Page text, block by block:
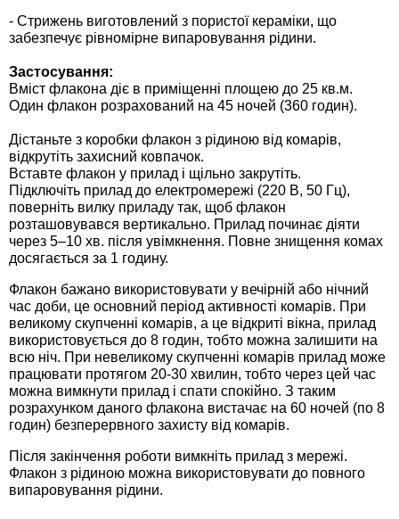
- Стрижень виготовлений з пористої кераміки, що
забезпечує рівномірне випаровування рідини.
Застосування:
Вміст флакона діє в приміщенні площею до 25 кв.м.
Один флакон розрахований на 45 ночей (360 годин).
Дістаньте з коробки флакон з рідиною від комарів,
відкрутіть захисний ковпачок.
Вставте флакон у прилад і щільно закрутіть.
Підключіть прилад до електромережі (220 В, 50 Гц),
поверніть вилку приладу так, щоб флакон
розташовувався вертикально. Прилад починає діяти
через 5–10 хв. після увімкнення. Повне знищення комах
досягається за 1 годину.
Флакон бажано використовувати у вечірній або нічний
час доби, це основний період активності комарів. При
великому скупченні комарів, а це відкриті вікна, прилад
використовується до 8 годин, тобто можна залишити на
всю ніч. При невеликому скупченні комарів прилад може
працювати протягом 20-30 хвилин, тобто через цей час
можна вимкнути прилад і спати спокійно. З таким
розрахунком даного флакона вистачає на 60 ночей (по 8
годин) безперервного захисту від комарів.
Після закінчення роботи вимкніть прилад з мережі.
Флакон з рідиною можна використовувати до повного
випаровування рідини.
Семена цветов
Семена шпината
Семена щавеля
Элитные семена в банках
Хозяйственные товары
Средства защиты растений
Лидеры продаж
Купить семена - хиты продаж
Архив